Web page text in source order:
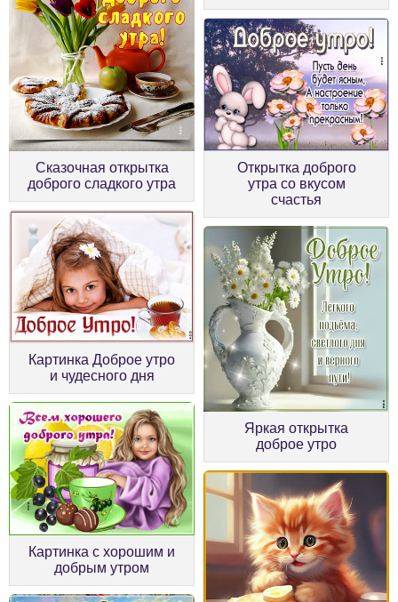
Сказочная открытка
доброго сладкого утра
Открытка доброго
утра со вкусом
счастья
Картинка Доброе утро
и чудесного дня
Яркая открытка
доброе утро
Картинка с хорошим и
добрым утром